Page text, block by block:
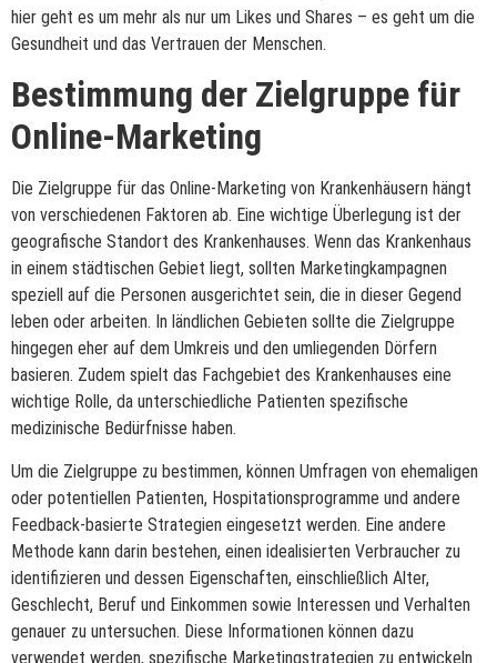
hier geht es um mehr als nur um Likes und Shares – es geht um die
Gesundheit und das Vertrauen der Menschen.
Bestimmung der Zielgruppe für
Online-Marketing
Die Zielgruppe für das Online-Marketing von Krankenhäusern hängt
von verschiedenen Faktoren ab. Eine wichtige Überlegung ist der
geografische Standort des Krankenhauses. Wenn das Krankenhaus
in einem städtischen Gebiet liegt, sollten Marketingkampagnen
speziell auf die Personen ausgerichtet sein, die in dieser Gegend
leben oder arbeiten. In ländlichen Gebieten sollte die Zielgruppe
hingegen eher auf dem Umkreis und den umliegenden Dörfern
basieren. Zudem spielt das Fachgebiet des Krankenhauses eine
wichtige Rolle, da unterschiedliche Patienten spezifische
medizinische Bedürfnisse haben.
Um die Zielgruppe zu bestimmen, können Umfragen von ehemaligen
oder potentiellen Patienten, Hospitationsprogramme und andere
Feedback-basierte Strategien eingesetzt werden. Eine andere
Methode kann darin bestehen, einen idealisierten Verbraucher zu
identifizieren und dessen Eigenschaften, einschließlich Alter,
Geschlecht, Beruf und Einkommen sowie Interessen und Verhalten
genauer zu untersuchen. Diese Informationen können dazu
verwendet werden, spezifische Marketingstrategien zu entwickeln